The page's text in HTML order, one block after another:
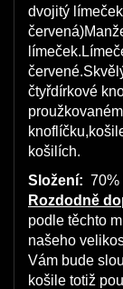
dvojitý
čtyřdírkové
košilích.
Složení: 70%
Rozdodně
podle těchto
našeho
Vám bude
košile totiž